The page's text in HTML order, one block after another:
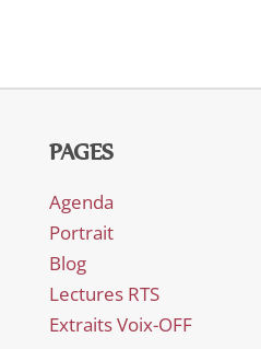
PAGES
Agenda
Portrait
Blog
Lectures RTS
Extraits Voix-OFF